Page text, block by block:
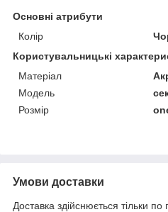
Основні атрибути
Колір
Користувальницькі
Матеріал
Модель
Розмір
Умови доставки
Доставка здійснюється тільки по